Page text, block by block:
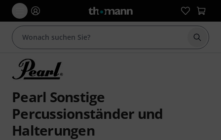
Suche
Pearl Sonstige
Percussionständer und
Halterungen